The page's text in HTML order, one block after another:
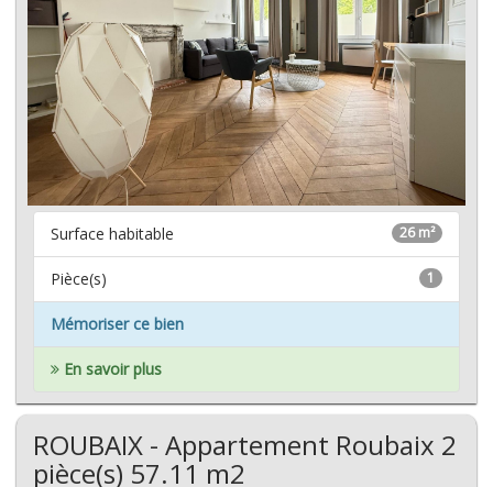
26 m²
Surface habitable
1
Pièce(s)
Mémoriser ce bien
En savoir plus
ROUBAIX - Appartement Roubaix 2
pièce(s) 57.11 m2